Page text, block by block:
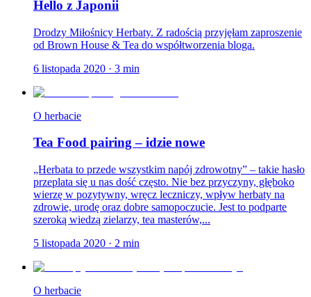
Hello z Japonii
Drodzy Miłośnicy Herbaty. Z radością przyjęłam zaproszenie
od Brown House & Tea do współtworzenia bloga.
6 listopada 2020 · 3 min
O herbacie
Tea Food pairing – idzie nowe
„Herbata to przede wszystkim napój zdrowotny” – takie hasło
przeplata się u nas dość często. Nie bez przyczyny, głęboko
wierzę w pozytywny, wręcz leczniczy, wpływ herbaty na
zdrowie, urodę oraz dobre samopoczucie. Jest to podparte
szeroką wiedzą zielarzy, tea masterów,...
5 listopada 2020 · 2 min
O herbacie